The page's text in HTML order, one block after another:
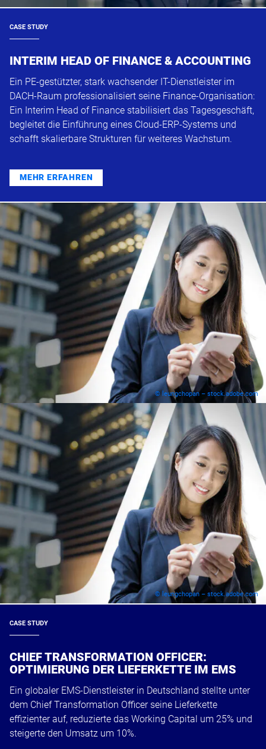
CASE STUDY
INTERIM HEAD OF FINANCE & ACCOUNTING
Ein PE-gestützter, stark wachsender IT-Dienstleister im
DACH-Raum professionalisiert seine Finance-Organisation:
Ein Interim Head of Finance stabilisiert das Tagesgeschäft,
begleitet die Einführung eines Cloud-ERP-Systems und
schafft skalierbare Strukturen für weiteres Wachstum.
MEHR ERFAHREN
© leungchopan – stock.adobe.com
© leungchopan – stock.adobe.com
CASE STUDY
CHIEF TRANSFORMATION OFFICER:
OPTIMIERUNG DER LIEFERKETTE IM EMS
Ein globaler EMS-Dienstleister in Deutschland stellte unter
dem Chief Transformation Officer seine Lieferkette
effizienter auf, reduzierte das Working Capital um 25% und
steigerte den Umsatz um 10%.